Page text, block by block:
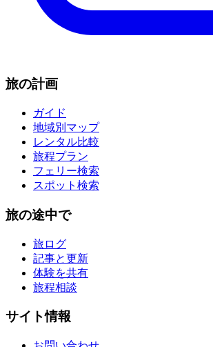
旅の計画
ガイド
地域別マップ
レンタル比較
旅程プラン
フェリー検索
スポット検索
旅の途中で
旅ログ
記事と更新
体験を共有
旅程相談
サイト情報